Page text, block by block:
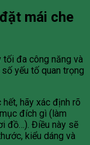
mái che
đa công năng và
yếu tố quan trọng
hết, hãy xác định rõ
đích gì (làm
đồ…). Điều này sẽ
kiểu dáng và